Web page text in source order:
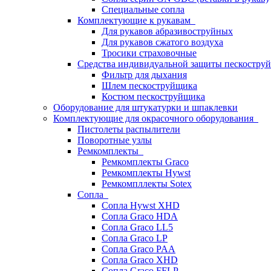
Специальные сопла
Комплектующие к рукавам
Для рукавов абразивоструйных
Для рукавов сжатого воздуха
Тросики страховочные
Средства индивидуальной защиты
Фильтр для дыхания
Шлем пескоструйщика
Костюм пескоструйщика
Оборудование для штукатурки и шпаклевки
Комплектующие для окрасочного оборудования
Пистолеты распылители
Поворотные узлы
Ремкомплекты
Ремкомплекты Graco
Ремкомплекты Hywst
Ремкомпллекты Sotex
Сопла
Сопла Hywst XHD
Сопла Graco HDA
Сопла Graco LL5
Сопла Graco LP
Сопла Graco PAA
Сопла Graco XHD